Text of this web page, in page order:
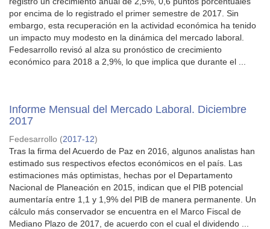
por encima de lo registrado el primer semestre de 2017. Sin
embargo, esta recuperación en la actividad económica ha tenido
un impacto muy modesto en la dinámica del mercado laboral.
Fedesarrollo revisó al alza su pronóstico de crecimiento
económico para 2018 a 2,9%, lo que implica que durante el ...
Informe Mensual del Mercado Laboral. Diciembre
2017
Fedesarrollo (2017-12)
Tras la firma del Acuerdo de Paz en 2016, algunos analistas han
estimado sus respectivos efectos económicos en el país. Las
estimaciones más optimistas, hechas por el Departamento
Nacional de Planeación en 2015, indican que el PIB potencial
aumentaría entre 1,1 y 1,9% del PIB de manera permanente. Un
cálculo más conservador se encuentra en el Marco Fiscal de
Mediano Plazo de 2017, de acuerdo con el cual el dividendo ...